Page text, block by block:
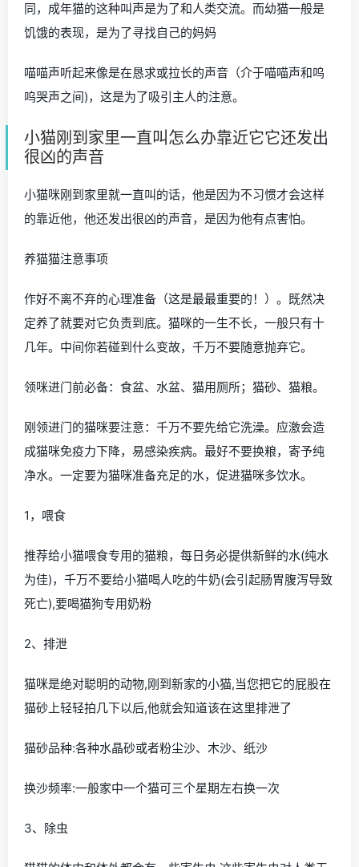
同，成年猫的这种叫声是为了和人类交流。而幼猫一般是
饥饿的表现，是为了寻找自己的妈妈
喵喵声听起来像是在恳求或拉长的声音（介于喵喵声和呜
呜哭声之间)，这是为了吸引主人的注意。
小猫刚到家里一直叫怎么办靠近它它还发出
很凶的声音
小猫咪刚到家里就一直叫的话，他是因为不习惯才会这样
的靠近他，他还发出很凶的声音，是因为他有点害怕。
养猫猫注意事项
作好不离不弃的心理准备（这是最最重要的！）。既然决
定养了就要对它负责到底。猫咪的一生不长，一般只有十
几年。中间你若碰到什么变故，千万不要随意抛弃它。
领咪进门前必备：食盆、水盆、猫用厕所；猫砂、猫粮。
刚领进门的猫咪要注意：千万不要先给它洗澡。应激会造
成猫咪免疫力下降，易感染疾病。最好不要换粮，寄予纯
净水。一定要为猫咪准备充足的水，促进猫咪多饮水。
1，喂食
推荐给小猫喂食专用的猫粮，每日务必提供新鲜的水(纯水
为佳)，千万不要给小猫喝人吃的牛奶(会引起肠胃腹泻导致
死亡),要喝猫狗专用奶粉
2、排泄
猫咪是绝对聪明的动物,刚到新家的小猫,当您把它的屁股在
猫砂上轻轻拍几下以后,他就会知道该在这里排泄了
猫砂品种:各种水晶砂或者粉尘沙、木沙、纸沙
换沙频率:一般家中一个猫可三个星期左右换一次
3、除虫